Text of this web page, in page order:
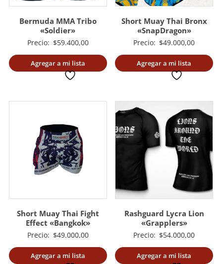
Bermuda MMA Tribo
«Soldier»
Precio: $59.400,00
Agregar a mi lista
Short Muay Thai Bronx
«SnapDragon»
Precio: $49.000,00
Agregar a mi lista
Short Muay Thai Fight
Effect «Bangkok»
Precio: $49.000,00
Agregar a mi lista
Rashguard Lycra Lion
«Grapplers»
Precio: $54.000,00
Agregar a mi lista